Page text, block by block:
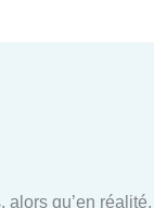
qu’en réalité,